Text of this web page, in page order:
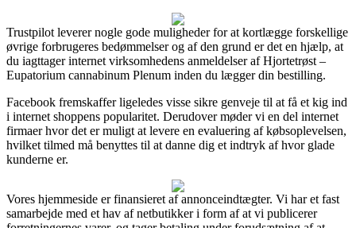
Trustpilot leverer nogle gode muligheder for at kortlægge forskellige
øvrige forbrugeres bedømmelser og af den grund er det en hjælp, at
du iagttager internet virksomhedens anmeldelser af Hjortetrøst –
Eupatorium cannabinum Plenum inden du lægger din bestilling.
Facebook fremskaffer ligeledes visse sikre genveje til at få et kig ind
i internet shoppens popularitet. Derudover møder vi en del internet
firmaer hvor det er muligt at levere en evaluering af købsoplevelsen,
hvilket tilmed må benyttes til at danne dig et indtryk af hvor glade
kunderne er.
Vores hjemmeside er finansieret af annonceindtægter. Vi har et fast
samarbejde med et hav af netbutikker i form af at vi publicerer